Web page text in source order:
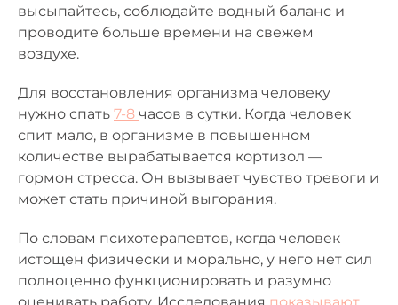
высыпайтесь, соблюдайте водный баланс и
проводите больше времени на свежем
воздухе.
Для восстановления организма человеку
нужно спать 7-8 часов в сутки. Когда человек
спит мало, в организме в повышенном
количестве вырабатывается кортизол —
гормон стресса. Он вызывает чувство тревоги и
может стать причиной выгорания.
По словам психотерапевтов, когда человек
истощен физически и морально, у него нет сил
полноценно функционировать и разумно